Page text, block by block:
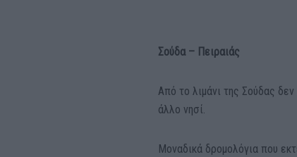
Σούδα – Πειραιάς
Από το λιμάνι της Σούδας
άλλο νησί.
Μοναδικά δρομολόγια που